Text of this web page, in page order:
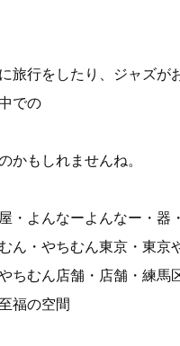
旅行をしたり、ジャズが
での
かもしれませんね。
・よんなーよんなー・器
ん・やちむん東京・東京
ちむん店舗・店舗・練馬
福の空間